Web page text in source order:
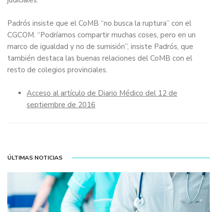
Padrós insiste que el CoMB “no busca la ruptura” con el
CGCOM. “Podríamos compartir muchas coses, pero en un
marco de igualdad y no de sumisión”, insiste Padrós, que
también destaca las buenas relaciones del CoMB con el
resto de colegios provinciales.
Acceso al artículo de Diario Médico del 12 de
septiembre de 2016
ÚLTIMAS NOTICIAS